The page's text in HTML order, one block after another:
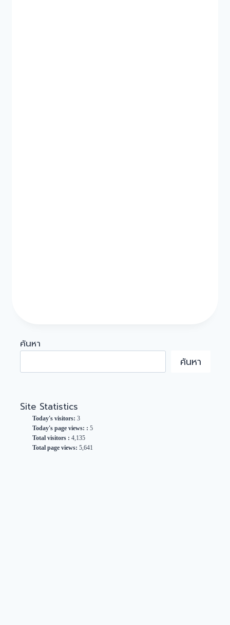
ค้นหา
ค้นหา
Site Statistics
Today's visitors: 3
Today's page views: : 5
Total visitors : 4,135
Total page views: 5,641